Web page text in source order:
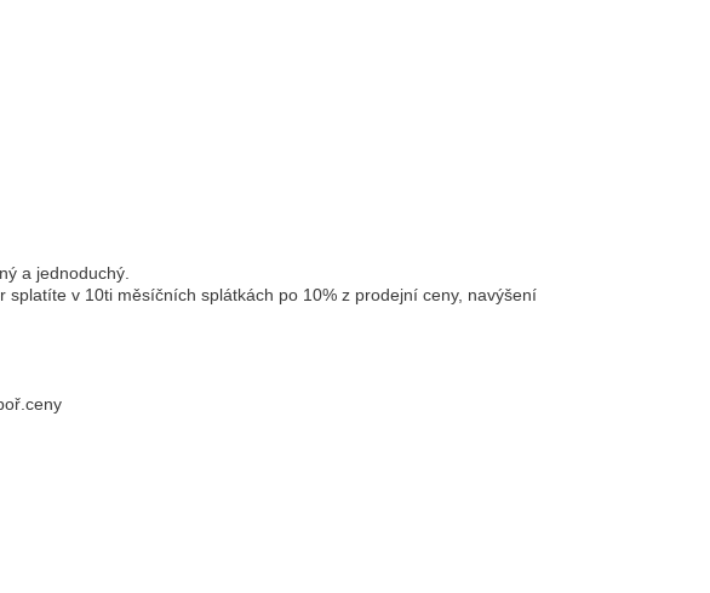
a jednoduchý.
v 10ti měsíčních splátkách po 10% z prodejní ceny, navýšení